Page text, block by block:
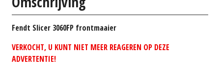
Fendt Slicer 3060FP frontmaaier
VERKOCHT, U KUNT NIET MEER REAGEREN OP DEZE
ADVERTENTIE!